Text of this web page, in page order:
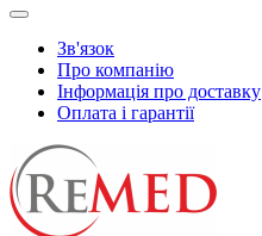
Зв'язок
Про компанію
Інформація про доставку
Оплата і гарантії